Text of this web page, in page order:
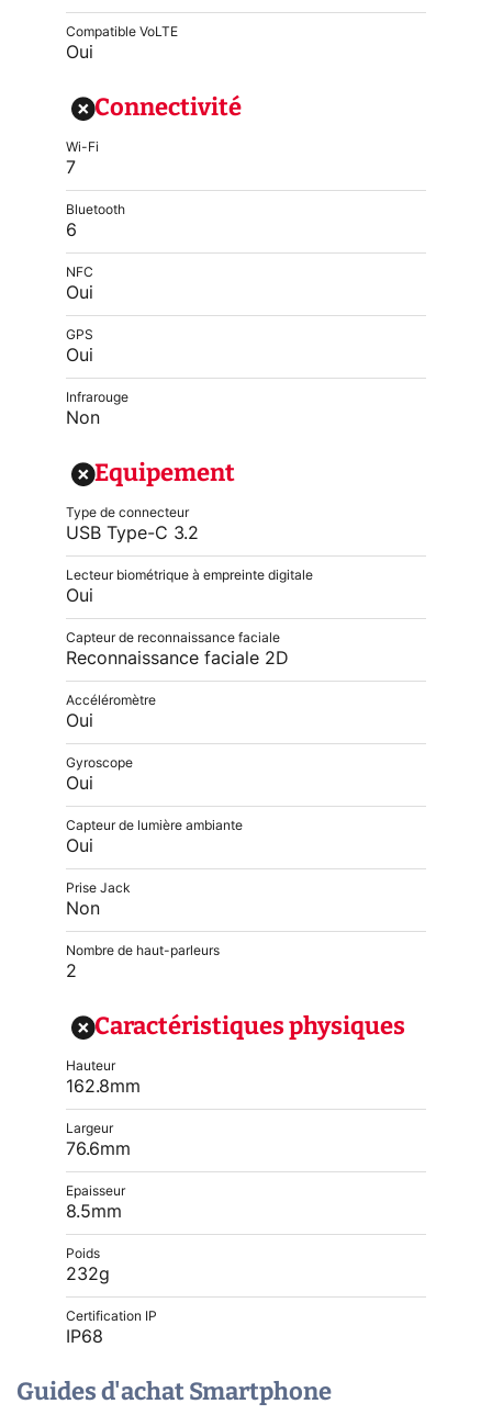
Compatible VoLTE
Oui
Connectivité
Wi-Fi
7
Bluetooth
6
NFC
Oui
GPS
Oui
Infrarouge
Non
Equipement
Type de connecteur
USB Type-C 3.2
Lecteur biométrique à empreinte digitale
Oui
Capteur de reconnaissance faciale
Reconnaissance faciale 2D
Accéléromètre
Oui
Gyroscope
Oui
Capteur de lumière ambiante
Oui
Prise Jack
Non
Nombre de haut-parleurs
2
Caractéristiques physiques
Hauteur
162.8mm
Largeur
76.6mm
Epaisseur
8.5mm
Poids
232g
Certification IP
IP68
Guides d'achat Smartphone